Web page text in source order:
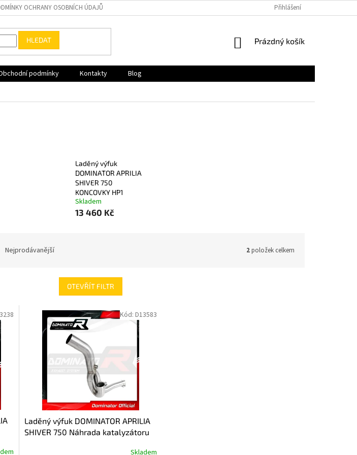
OCHRANY OSOBNÍCH ÚDAJŮ Přihlášení
HLEDAT
NÁKUPNÍ
Prázdný košík
podmínky Kontakty
Blog
Laděný výfuk
DOMINATOR APRILIA
SHIVER 750
KONCOVKY HP1
Skladem
13 460 Kč
Nejprodávanější 2položek celkem
OTEVŘÍT FILTR
Laděný výfuk DOMINATOR APRILIA
SHIVER 750 Náhrada katalyzátoru
Skladem
Kód: D13583